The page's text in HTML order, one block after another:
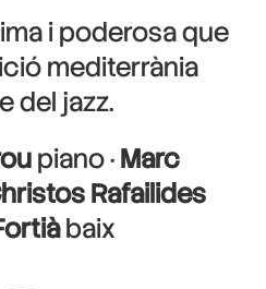
i poderosa que
mediterrània
del jazz.
piano ·Marc
Rafailides
baix